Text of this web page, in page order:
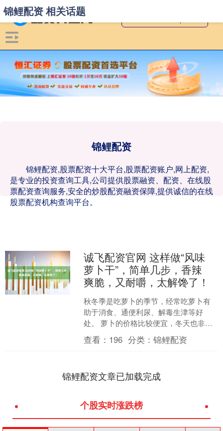
锦鲤配资
锦鲤配资,股票配资十大平台,股票配资账户,网上配资,
是专业的投资查询工具,公司提供股票融资、配资、在线股
票配资查询服务,安全的炒股配资融资保障,提供诚信的在线
股票配资机构查询平台。
锦鲤配资 相关话题
诚飞配资官网 这样做“风味
萝卜干”，简单几步，香辣
爽脆，又耐嚼，太解馋了！
秋冬季是吃萝卜的季节，经常吃萝卜有
助于消食、通便利尿、解毒生津等好
处。 萝卜的价格比较便宜，冬天也非常
适合吃萝卜来滋补身体，我们可以多买
一些回家囤着吃。 萝卜的....
查看： 196 分类：锦鲤配资
锦鲤配资文章已加载完成
个股实时涨跌榜